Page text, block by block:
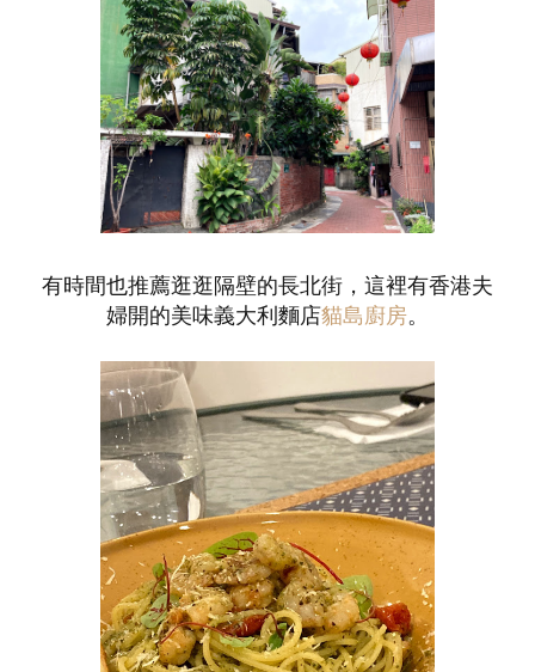
有時間也推薦逛逛隔壁的長北街，這裡有香港夫
婦開的美味義大利麵店貓島廚房。